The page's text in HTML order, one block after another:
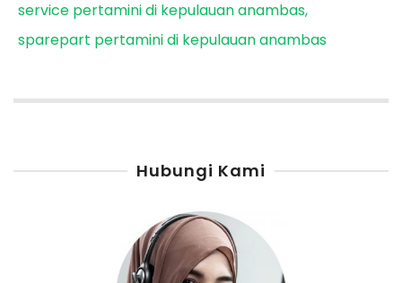
service pertamini di kepulauan anambas
sparepart pertamini di kepulauan anambas
Hubungi Kami